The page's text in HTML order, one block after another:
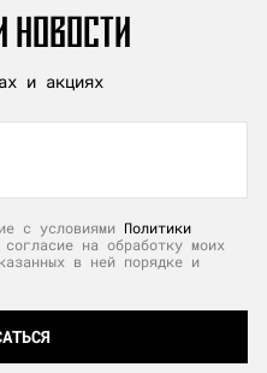
НОВОСТИ
и акциях
с условиями Политики
на обработку моих
в ней порядке и